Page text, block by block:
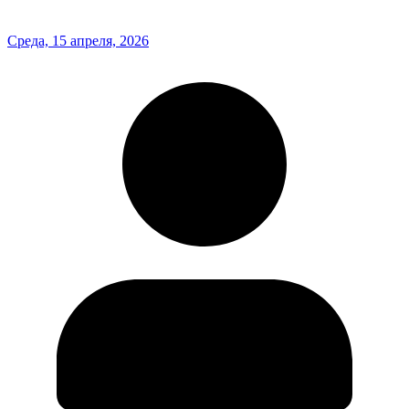
Среда, 15 апреля, 2026